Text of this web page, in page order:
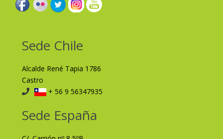
Sede Chile
Alcalde René Tapia 1786
Castro
+ 56 9 56347935
Sede España